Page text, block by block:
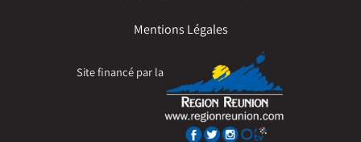
Mentions Légales
Site financé par la